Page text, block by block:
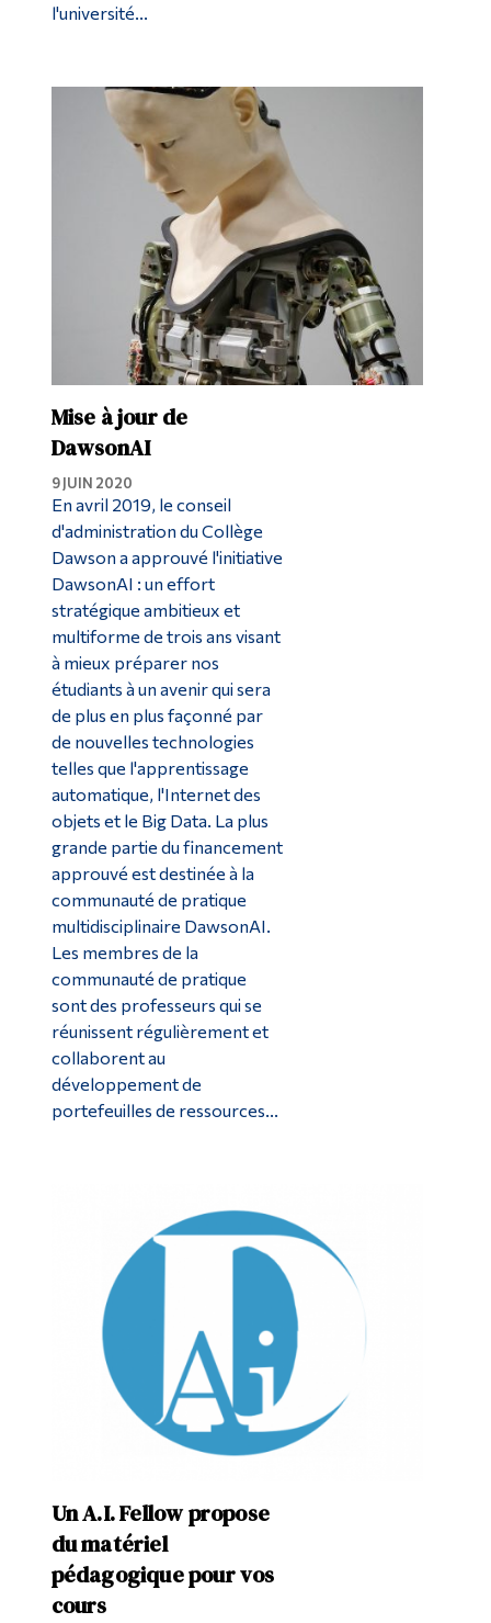
l'université...
Mise à jour de
DawsonAI
9 JUIN 2020
En avril 2019, le conseil
d'administration du Collège
Dawson a approuvé l'initiative
DawsonAI : un effort
stratégique ambitieux et
multiforme de trois ans visant
à mieux préparer nos
étudiants à un avenir qui sera
de plus en plus façonné par
de nouvelles technologies
telles que l'apprentissage
automatique, l'Internet des
objets et le Big Data. La plus
grande partie du financement
approuvé est destinée à la
communauté de pratique
multidisciplinaire DawsonAI.
Les membres de la
communauté de pratique
sont des professeurs qui se
réunissent régulièrement et
collaborent au
développement de
portefeuilles de ressources...
Un A.I. Fellow propose
du matériel
pédagogique pour vos
cours